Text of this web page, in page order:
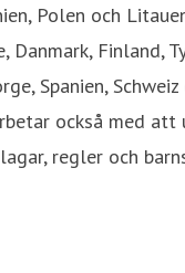
Polen och
Danmark, Finland,
Spanien, Schweiz
också med
regler och